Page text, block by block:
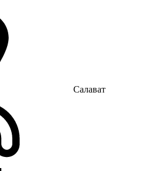
Салават